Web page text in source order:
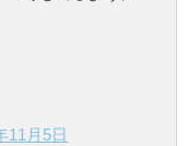
11月5日